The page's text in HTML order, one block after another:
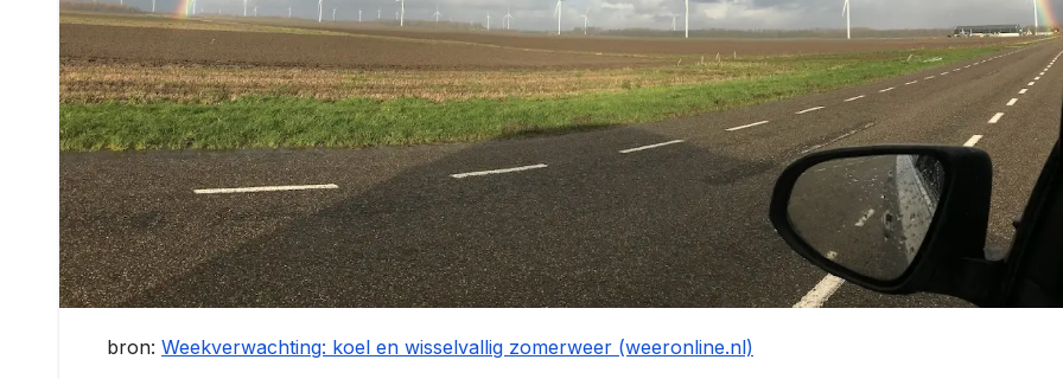
bron: Weekverwachting: koel en wisselvallig zomerweer (weeronline.nl)